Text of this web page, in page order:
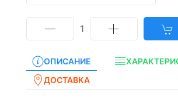
1
ОПИСАНИЕ
ДОСТАВКА